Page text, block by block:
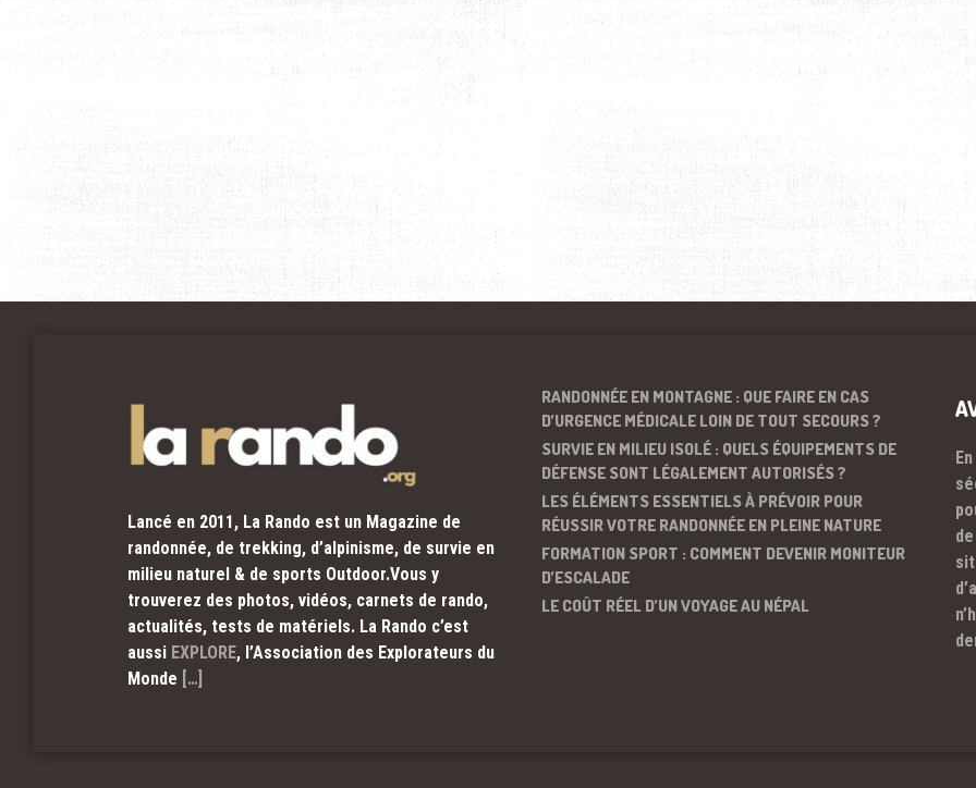
Lancé en 2011, La Rando est un Magazine de
randonnée, de trekking, d’alpinisme, de survie en
milieu naturel & de sports Outdoor.Vous y
trouverez des photos, vidéos, carnets de rando,
actualités, tests de matériels. La Rando c’est
aussi EXPLORE, l’Association des Explorateurs du
Monde […]
RANDONNÉE EN MONTAGNE : QUE FAIRE EN CAS
D’URGENCE MÉDICALE LOIN DE TOUT SECOURS ?
SURVIE EN MILIEU ISOLÉ : QUELS ÉQUIPEMENTS DE
DÉFENSE SONT LÉGALEMENT AUTORISÉS ?
LES ÉLÉMENTS ESSENTIELS À PRÉVOIR POUR
RÉUSSIR VOTRE RANDONNÉE EN PLEINE NATURE
FORMATION SPORT : COMMENT DEVENIR MONITEUR
D’ESCALADE
LE COÛT RÉEL D’UN VOYAGE AU NÉPAL